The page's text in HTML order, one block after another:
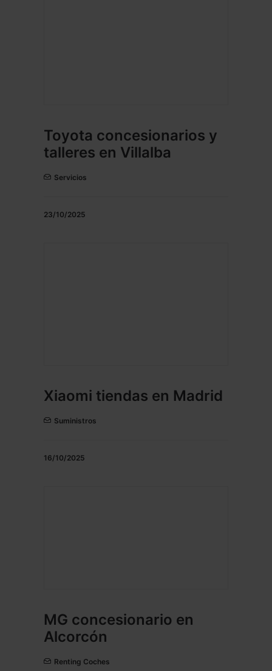
Toyota concesionarios y
talleres en Villalba
Servicios
23/10/2025
Xiaomi tiendas en Madrid
Suministros
16/10/2025
MG concesionario en
Alcorcón
Renting Coches